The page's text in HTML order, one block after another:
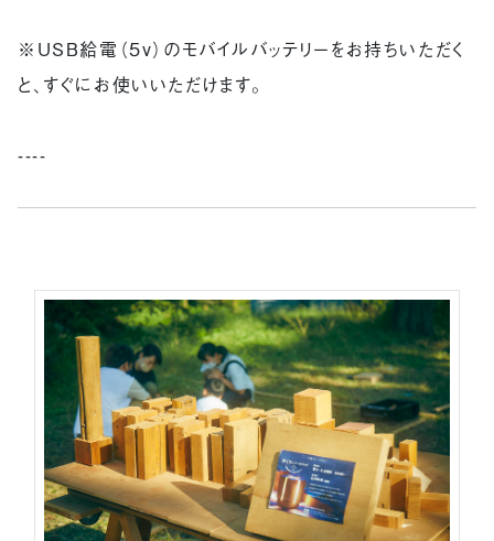
※USB給電（５v）のモバイルバッテリーをお持ちいただく
と、すぐにお使いいただけます。
----